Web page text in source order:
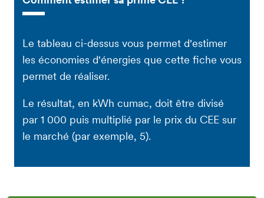
Le tableau ci-dessus vous permet d'estimer
les économies d'énergies que cette fiche vous
permet de réaliser.
Le résultat, en kWh cumac, doit être divisé
par 1 000 puis multiplié par le prix du CEE sur
le marché (par exemple, 5).